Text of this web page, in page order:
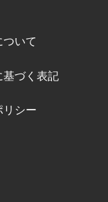
ついて
基づく表記
リシー